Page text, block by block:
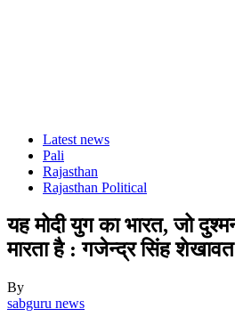
Latest news
Pali
Rajasthan
Rajasthan Political
यह मोदी युग का भारत, जो
मारता है : गजेन्द्र सिंह शेखावत
By
sabguru news